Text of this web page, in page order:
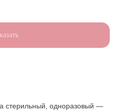
стерильный, одноразовый —